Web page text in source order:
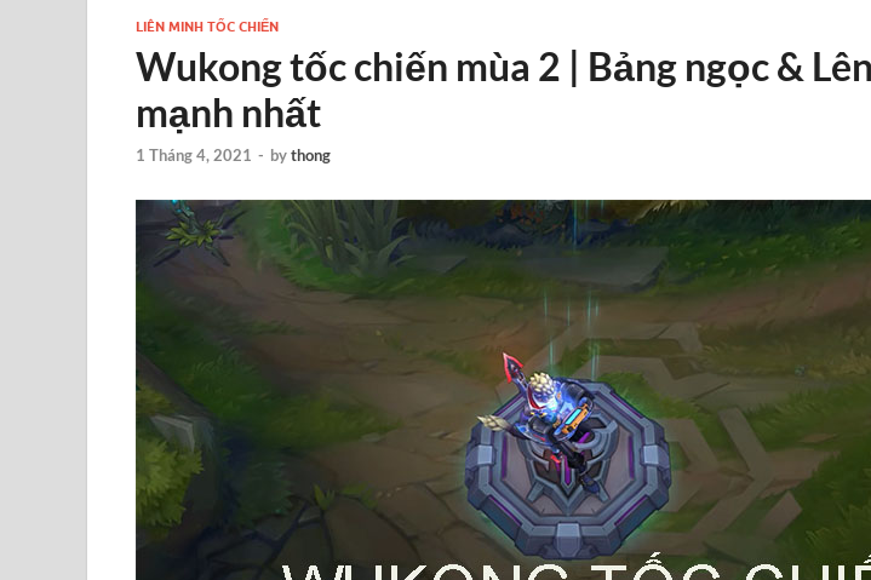
LIÊN MINH TỐC CHIẾN
Wukong tốc chiến mùa 2 | Bảng ngọc &
mạnh nhất
1 Tháng 4, 2021 - bythong